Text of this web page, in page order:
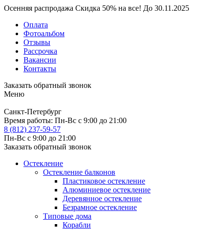
Осенняя распродажа Скидка 50% на все! До 30.11.2025
Оплата
Фотоальбом
Отзывы
Рассрочка
Вакансии
Контакты
Заказать обратный звонок
Меню
Санкт-Петербург
Время работы: Пн-Вс с 9:00 до 21:00
8 (812) 237-59-57
Пн-Вс с 9:00 до 21:00
Заказать обратный звонок
Остекление
Остекление балконов
Пластиковое остекление
Алюминиевое остекление
Деревянное остекление
Безрамное остекление
Типовые дома
Корабли